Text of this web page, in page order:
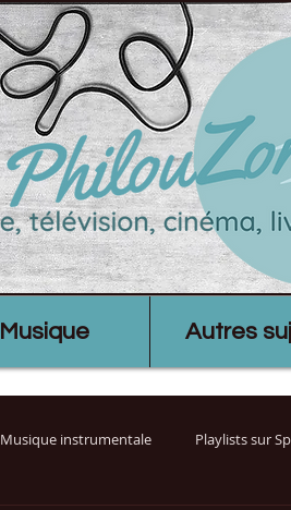
Musique Autres
Musique instrumentale Playlists sur